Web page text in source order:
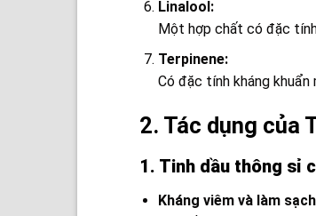
Linalool:
Một hợp chất có đặc
Terpinene:
Có đặc tính kháng khuẩn
2. Tác dụng của
1. Tinh dầu thông sỉ
Kháng viêm và làm